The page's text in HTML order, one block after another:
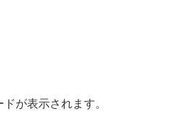
が表示されます。